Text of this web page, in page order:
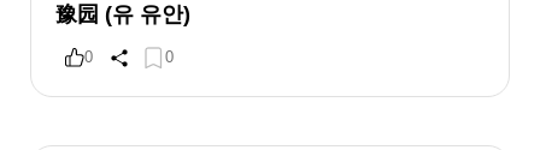
豫园 (유 유안)
0 0